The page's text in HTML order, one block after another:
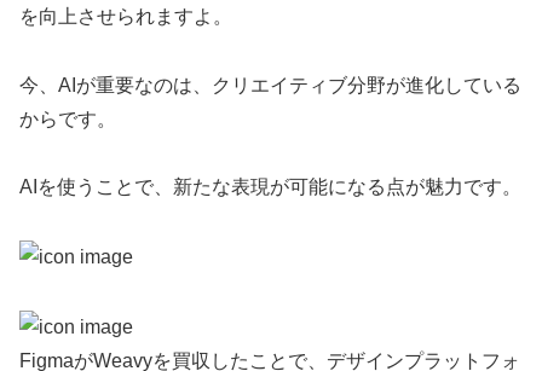
を向上させられますよ。
今、AIが重要なのは、クリエイティブ分野が進化している
からです。
AIを使うことで、新たな表現が可能になる点が魅力です。
FigmaがWeavyを買収したことで、デザインプラットフォ